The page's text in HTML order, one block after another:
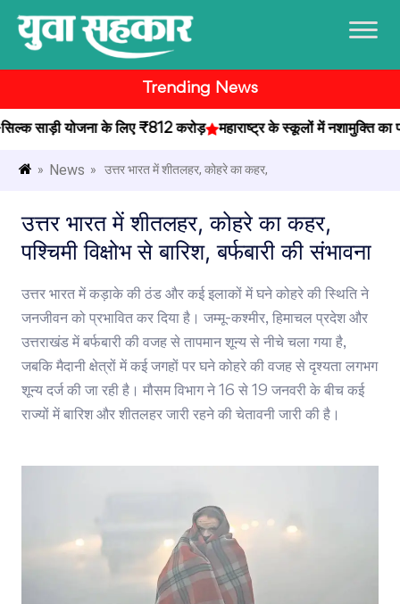
Trending News
योजना के लिए ₹812 करोड़ महाराष्ट्र के स्कूलों में नशामुक्ति का पाठ
» News » उत्तर भारत में शीतलहर, कोहरे का कहर,
उत्तर भारत में शीतलहर, कोहरे का कहर,
पश्चिमी विक्षोभ से बारिश, बर्फबारी की संभावना
उत्तर भारत में कड़ाके की ठंड और कई इलाकों में घने कोहरे की स्थिति ने
जनजीवन को प्रभावित कर दिया है। जम्मू-कश्मीर, हिमाचल प्रदेश और
उत्तराखंड में बर्फबारी की वजह से तापमान शून्य से नीचे चला गया है,
जबकि मैदानी क्षेत्रों में कई जगहों पर घने कोहरे की वजह से दृश्यता लगभग
शून्य दर्ज की जा रही है। मौसम विभाग ने 16 से 19 जनवरी के बीच कई
राज्यों में बारिश और शीतलहर जारी रहने की चेतावनी जारी की है।